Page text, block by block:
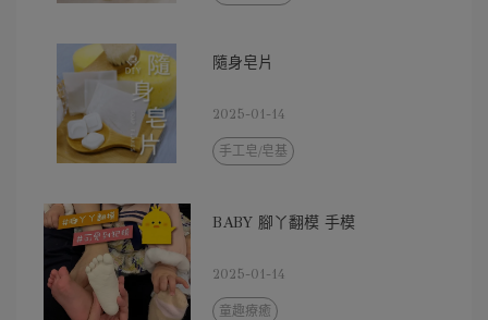
隨身皂片
2025-01-14
手工皂/皂基
BABY 腳丫翻模 手模
2025-01-14
童趣療癒